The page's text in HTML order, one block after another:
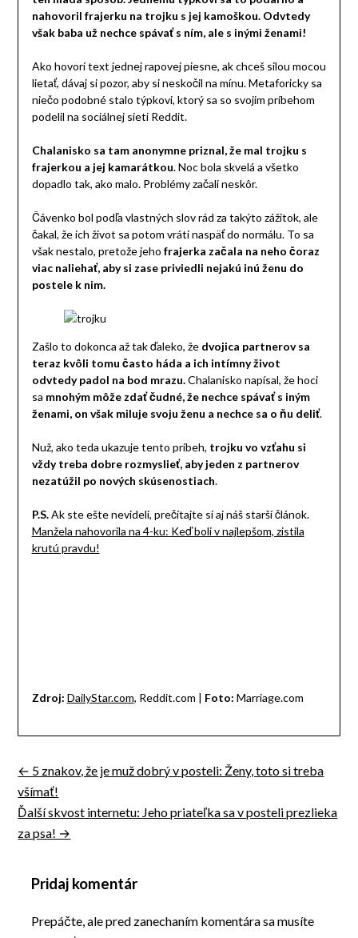
nahovoril frajerku na trojku s jej kamoškou. Odvtedy
však baba už nechce spávať s ním, ale s inými ženami!
Ako hovorí text jednej rapovej piesne, ak chceš silou mocou
lietať, dávaj si pozor, aby si neskočil na mínu. Metaforicky sa
niečo podobné stalo týpkovi, ktorý sa so svojim príbehom
podelil na sociálnej sieti Reddit.
Chalanisko sa tam anonymne priznal, že mal trojku s
frajerkou a jej kamarátkou. Noc bola skvelá a všetko
dopadlo tak, ako malo. Problémy začali neskôr.
Čávenko bol podľa vlastných slov rád za takýto zážitok, ale
čakal, že ich život sa potom vráti naspäť do normálu. To sa
však nestalo, pretože jeho frajerka začala na neho čoraz
viac naliehať, aby si zase priviedli nejakú inú ženu do
postele k nim.
Zašlo to dokonca až tak ďaleko, že dvojica partnerov sa
teraz kvôli tomu často háda a ich intímny život
odvtedy padol na bod mrazu.Chalanisko napísal, že hoci
sa mnohým môže zdať čudné, že nechce spávať s iným
ženami, on však miluje svoju ženu a nechce sa o ňu deliť.
Nuž, ako teda ukazuje tento príbeh, trojku vo vzťahu si
vždy treba dobre rozmyslieť, aby jeden z partnerov
nezatúžil po nových skúsenostiach.
P.S.Ak ste ešte nevideli, prečítajte si aj náš starší článok.
Manžela nahovorila na 4-ku: Keď boli v najlepšom, zistila
krutú pravdu!
Zdroj: DailyStar.com, Reddit.com | Foto: Marriage.com
Navigácia
v
článku
← 5 znakov, že je muž dobrý v posteli: Ženy, toto si treba
všímať!
Ďalší skvost internetu: Jeho priateľka sa v posteli prezlieka
za psa! →
Pridaj komentár
Prepáčte, ale pred zanechaním komentára sa musíte